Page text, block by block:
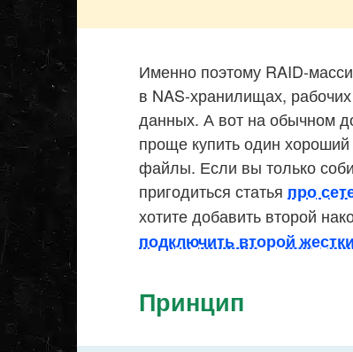
Именно поэтому RAID-
в NAS-хранилищах,
данных. А вот на обычном
проще купить один
файлы. Если вы только
пригодиться статья про
хотите добавить второй
подключить второй
Принцип